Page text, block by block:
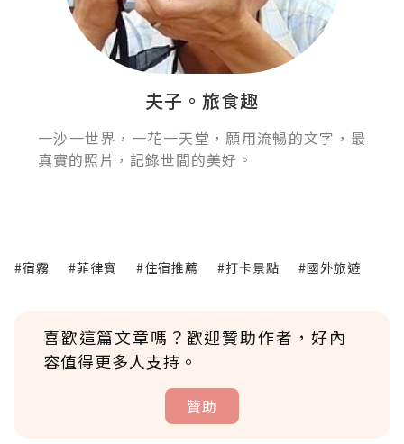
夫子。旅食趣
一沙一世界，一花一天堂，願用流暢的文字，最
真實的照片，記錄世間的美好。
#宿霧 #菲律賓 #住宿推薦 #打卡景點 #國外旅遊
喜歡這篇文章嗎？歡迎贊助作者，好內
容值得更多人支持。
贊助